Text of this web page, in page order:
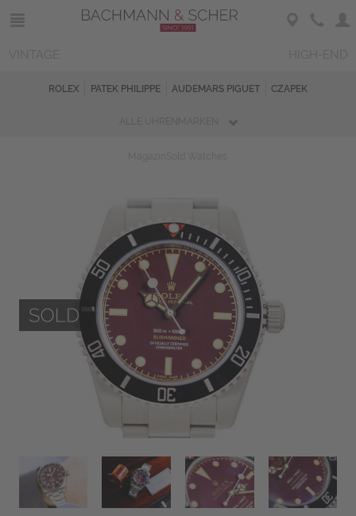
ROLEX PATEK PHILIPPE AUDEMARS PIGUET CZAPEK